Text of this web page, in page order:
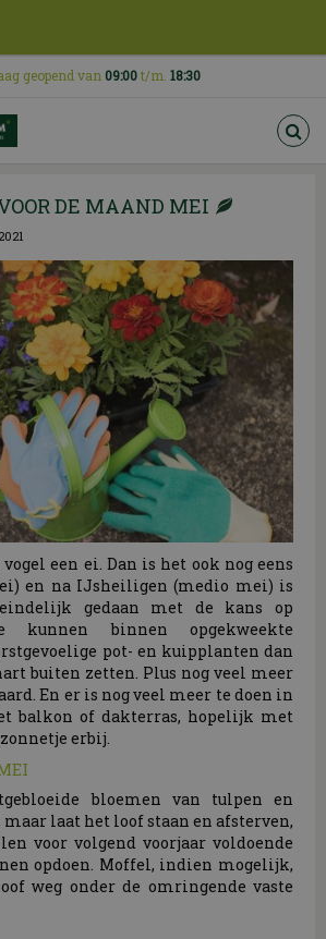
geopend van 09:00t/m. 18:30
DE MAAND MEI
een ei. Dan is het ook nog eens
en na IJsheiligen (medio mei) is
gedaan met de kans op
kunnen binnen opgekweekte
pot- en kuipplanten dan
buiten zetten. Plus nog veel meer
En er is nog veel meer te doen in
balkon of dakterras, hopelijk met
erbij.
bloemen van tulpen en
maar laat het loof staan en afsterven,
voor volgend voorjaar voldoende
opdoen. Moffel, indien mogelijk,
weg onder de omringende vaste